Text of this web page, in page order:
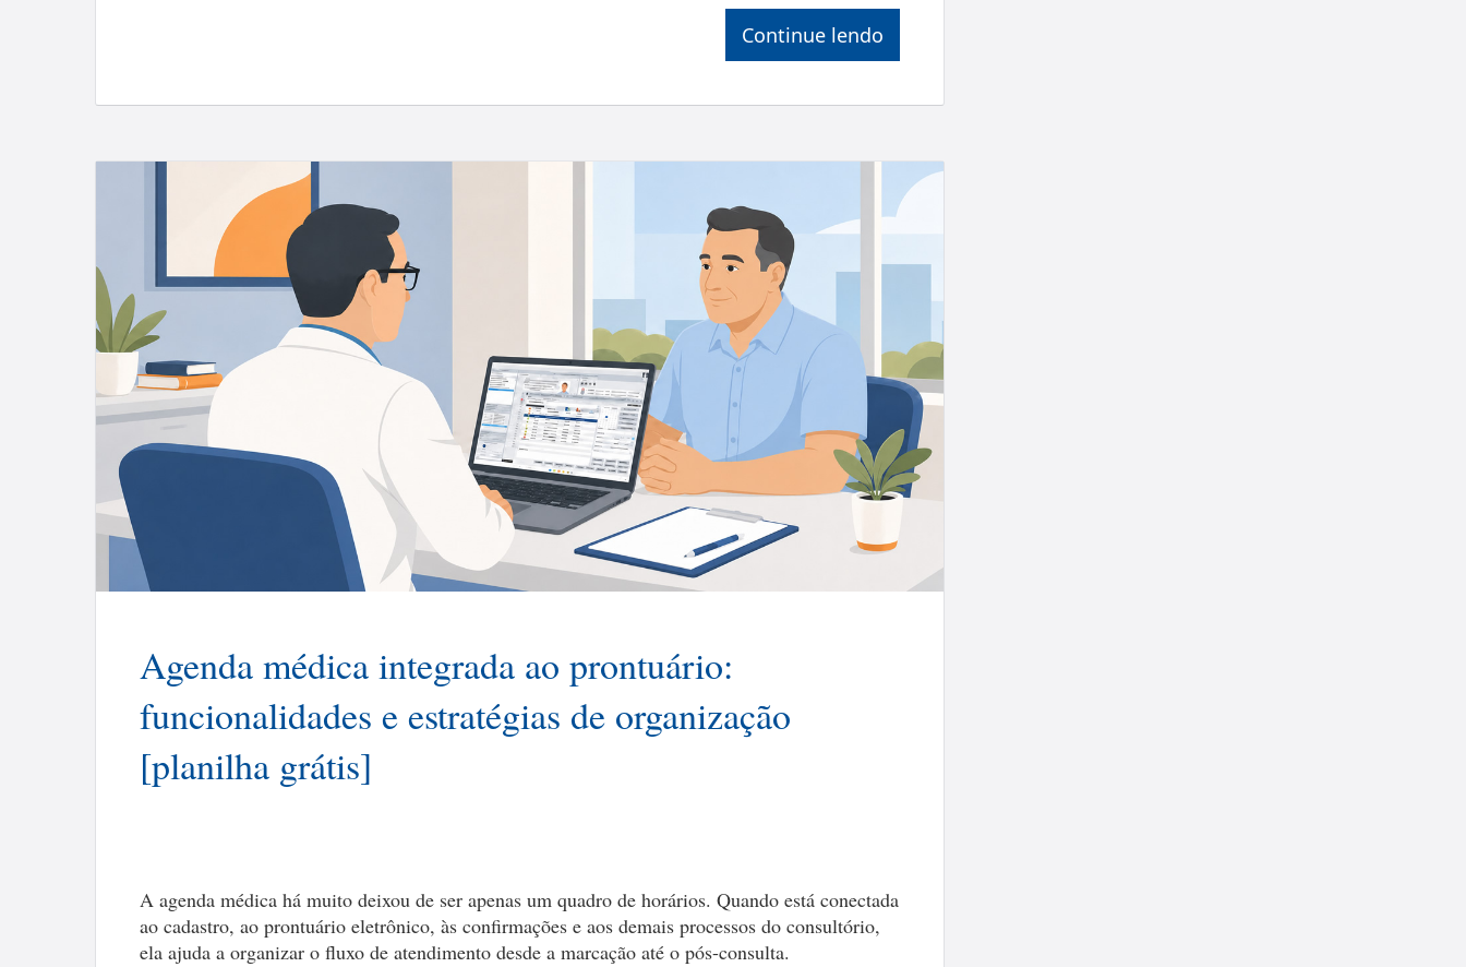
Continue lendo
Agenda médica integrada ao prontuário:
funcionalidades e estratégias de organização
[planilha grátis]
A agenda médica há muito deixou de ser apenas um quadro de horários. Quando está conectada
ao cadastro, ao prontuário eletrônico, às confirmações e aos demais processos do consultório,
ela ajuda a organizar o fluxo de atendimento desde a marcação até o pós-consulta.